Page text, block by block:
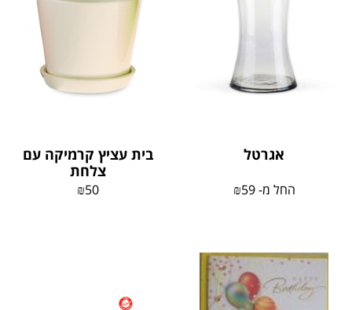
אגרטל
החל מ- ₪59
בית עציץ קרמיקה עם
צלחת
₪50